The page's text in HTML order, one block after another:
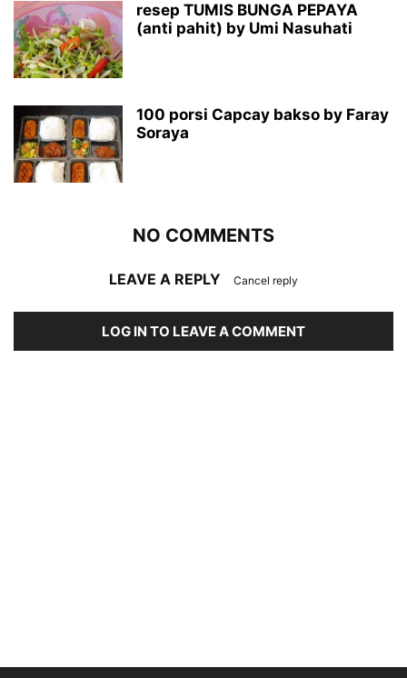
resep TUMIS BUNGA PEPAYA
(anti pahit) by Umi Nasuhati
100 porsi Capcay bakso by Faray
Soraya
NO COMMENTS
LEAVE A REPLY Cancel reply
LOG IN TO LEAVE A COMMENT